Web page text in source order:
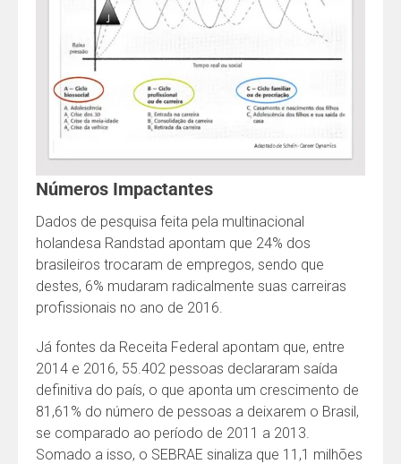
Números Impactantes
Dados de pesquisa feita pela multinacional
holandesa Randstad apontam que 24% dos
brasileiros trocaram de empregos, sendo que
destes, 6% mudaram radicalmente suas carreiras
profissionais no ano de 2016.
Já fontes da Receita Federal apontam que, entre
2014 e 2016, 55.402 pessoas declararam saída
definitiva do país, o que aponta um crescimento de
81,61% do número de pessoas a deixarem o Brasil,
se comparado ao período de 2011 a 2013.
Somado a isso, o SEBRAE sinaliza que 11,1 milhões